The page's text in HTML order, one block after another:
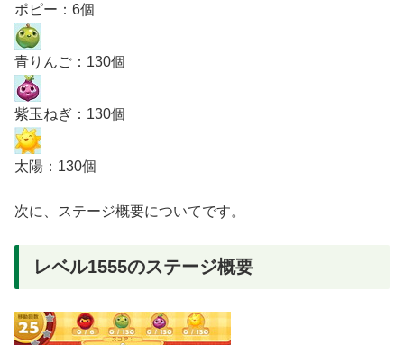
ポピー：6個
青りんご：130個
紫玉ねぎ：130個
太陽：130個
次に、ステージ概要についてです。
レベル1555のステージ概要